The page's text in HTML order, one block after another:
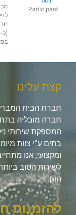
Participant
קצת עלינו
חברת הבית
חברה מובליה
המספקת שירותי
בתים ע”י צוות
ומקצועי, אנו
לשירות הטוב
הוגן.
להזמנות